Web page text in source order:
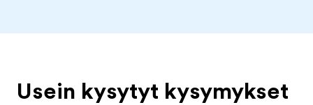
Usein kysytyt kysymykset